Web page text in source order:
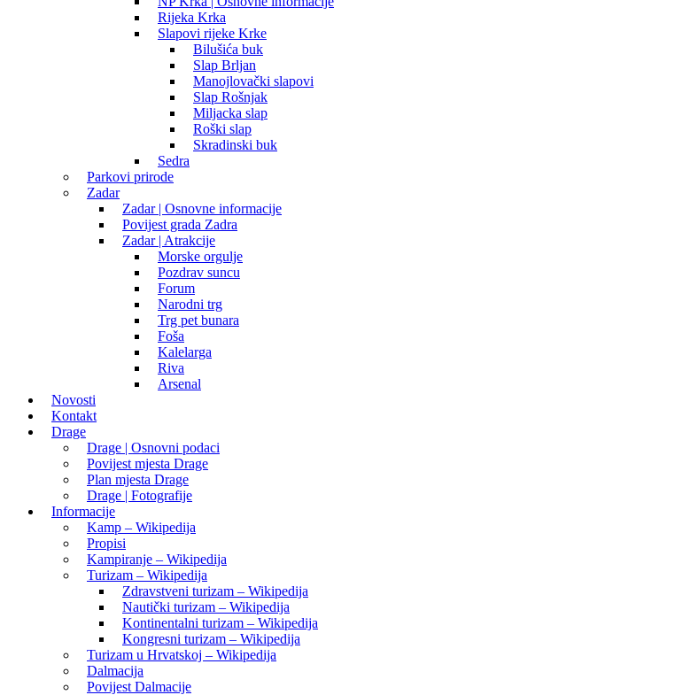
Rijeka Krka
Slapovi rijeke Krke
Bilušića buk
Slap Brljan
Manojlovački slapovi
Slap Rošnjak
Miljacka slap
Roški slap
Skradinski buk
Sedra
Parkovi prirode
Zadar
Zadar | Osnovne informacije
Povijest grada Zadra
Zadar | Atrakcije
Morske orgulje
Pozdrav suncu
Forum
Narodni trg
Trg pet bunara
Foša
Kalelarga
Riva
Arsenal
Novosti
Kontakt
Drage
Drage | Osnovni podaci
Povijest mjesta Drage
Plan mjesta Drage
Drage | Fotografije
Informacije
Kamp – Wikipedija
Propisi
Kampiranje – Wikipedija
Turizam – Wikipedija
Zdravstveni turizam – Wikipedija
Nautički turizam – Wikipedija
Kontinentalni turizam – Wikipedija
Kongresni turizam – Wikipedija
Turizam u Hrvatskoj – Wikipedija
Dalmacija
Povijest Dalmacije